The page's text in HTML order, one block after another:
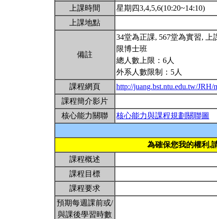
上課時間
星期四3,4,5,6(10:20~14:10)
上課地點
備註
34堂為正課, 567堂為實習,
限博士班
總人數上限：6人
外系人數限制：5人
課程網頁
http://juang.bst.ntu.edu.tw/
課程簡介影片
核心能力關聯
核心能力與課程規劃關聯圖
為確保您我的權利,
課程概述
課程目標
課程要求
預期每週課前或/
與課後學習時數